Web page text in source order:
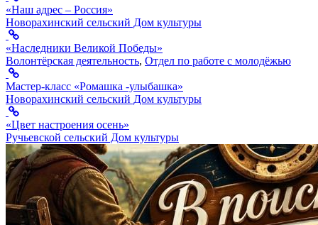
«Наш адрес – Россия»
Новорахинский сельский Дом культуры
«Наследники Великой Победы»
Волонтёрская деятельность, Отдел по работе с молодёжью
Мастер-класс «Ромашка -улыбашка»
Новорахинский сельский Дом культуры
«Цвет настроения осень»
Ручьевской сельский Дом культуры